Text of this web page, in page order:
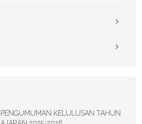
PENGUMUMAN KELULUSAN TAHUN